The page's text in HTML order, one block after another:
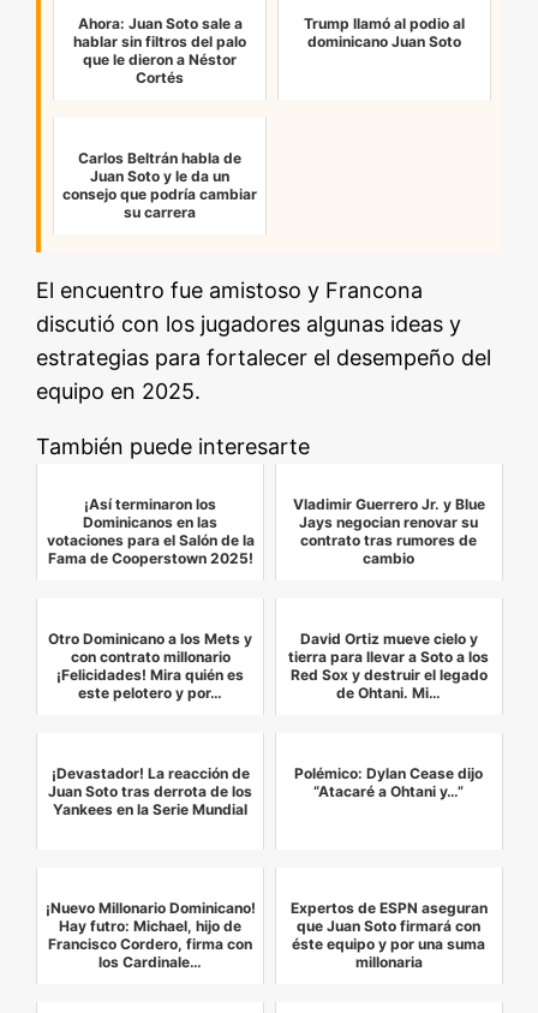
Ahora: Juan Soto sale a
hablar sin filtros del palo
que le dieron a Néstor
Cortés
Trump llamó al podio al
dominicano Juan Soto
Carlos Beltrán habla de
Juan Soto y le da un
consejo que podría cambiar
su carrera
El encuentro fue amistoso y Francona
discutió con los jugadores algunas ideas y
estrategias para fortalecer el desempeño del
equipo en 2025.
También puede interesarte
¡Así terminaron los
Dominicanos en las
votaciones para el Salón de la
Fama de Cooperstown 2025!
Vladimir Guerrero Jr. y Blue
Jays negocian renovar su
contrato tras rumores de
cambio
Otro Dominicano a los Mets y
con contrato millonario
¡Felicidades! Mira quién es
este pelotero y por…
David Ortiz mueve cielo y
tierra para llevar a Soto a los
Red Sox y destruir el legado
de Ohtani. Mi…
¡Devastador! La reacción de
Juan Soto tras derrota de los
Yankees en la Serie Mundial
Polémico: Dylan Cease dijo
“Atacaré a Ohtani y…”
¡Nuevo Millonario Dominicano!
Hay futro: Michael, hijo de
Francisco Cordero, firma con
los Cardinale…
Expertos de ESPN aseguran
que Juan Soto firmará con
éste equipo y por una suma
millonaria